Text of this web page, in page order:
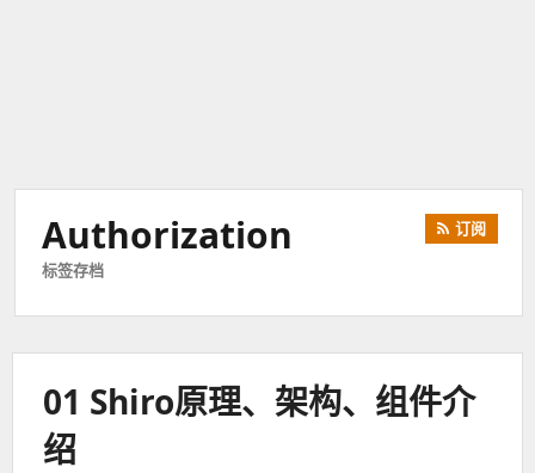
Authorization
标签存档
订阅
01 Shiro原理、架构、组件介
绍